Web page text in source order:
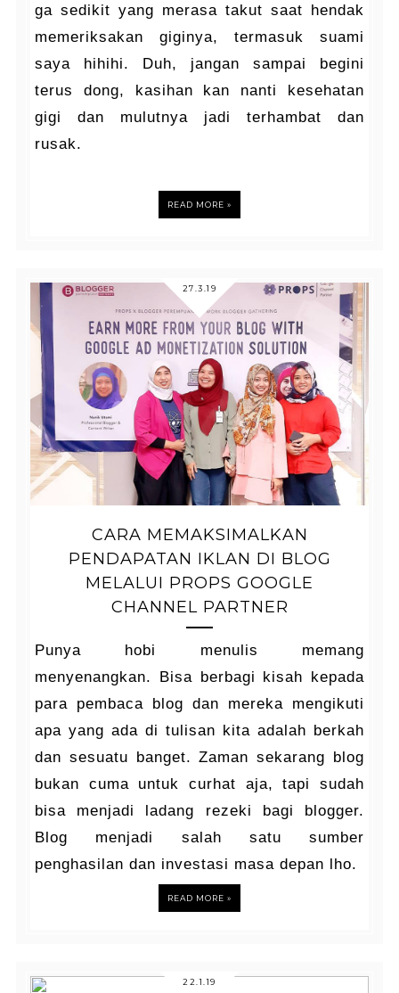
ga sedikit yang merasa takut saat hendak
memeriksakan giginya, termasuk suami
saya hihihi. Duh, jangan sampai begini
terus dong, kasihan kan nanti kesehatan
gigi dan mulutnya jadi terhambat dan
rusak.
READ MORE »
27.3.19
CARA MEMAKSIMALKAN
PENDAPATAN IKLAN DI BLOG
MELALUI PROPS GOOGLE
CHANNEL PARTNER
Punya hobi menulis memang
menyenangkan. Bisa berbagi kisah kepada
para pembaca blog dan mereka mengikuti
apa yang ada di tulisan kita adalah berkah
dan sesuatu banget. Zaman sekarang blog
bukan cuma untuk curhat aja, tapi sudah
bisa menjadi ladang rezeki bagi blogger.
Blog menjadi salah satu sumber
penghasilan dan investasi masa depan lho.
READ MORE »
22.1.19